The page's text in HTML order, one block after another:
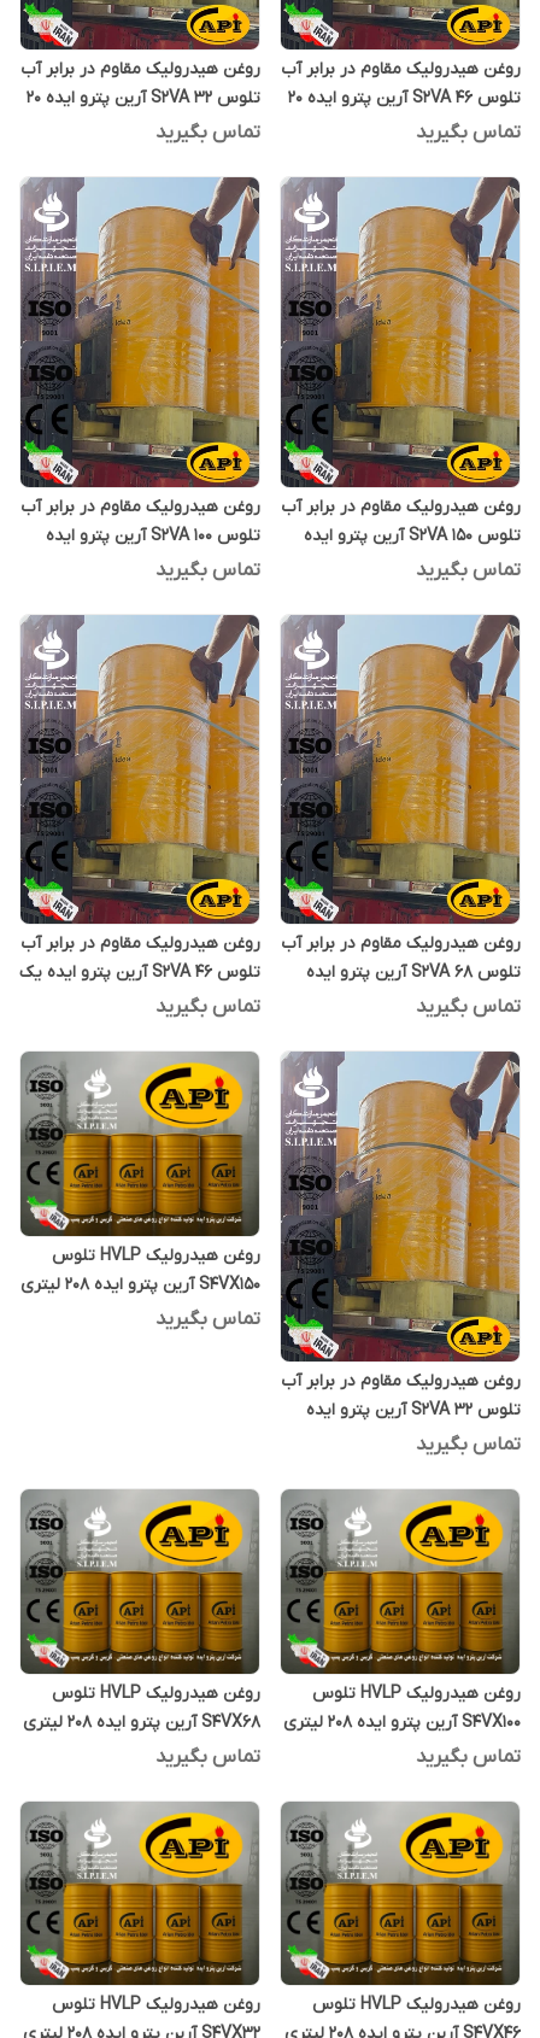
روغن هیدرولیک مقاوم در برابر آب
تلوس S2VA 46 آرین پترو ایده 20
لیتری
تماس بگیرید
روغن هیدرولیک مقاوم در برابر آب
تلوس S2VA 32 آرین پترو ایده 20
لیتری
تماس بگیرید
روغن هیدرولیک مقاوم در برابر آب
تلوس S2VA 150 آرین پترو ایده
یک لیتری
تماس بگیرید
روغن هیدرولیک مقاوم در برابر آب
تلوس S2VA 100 آرین پترو ایده
یک لیتری
تماس بگیرید
روغن هیدرولیک مقاوم در برابر آب
تلوس S2VA 68 آرین پترو ایده
یک لیتری
تماس بگیرید
روغن هیدرولیک مقاوم در برابر آب
تلوس S2VA 46 آرین پترو ایده یک
لیتری
تماس بگیرید
روغن هیدرولیک مقاوم در برابر آب
تلوس S2VA 32 آرین پترو ایده
یک لیتری
تماس بگیرید
روغن هیدرولیک HVLP تلوس
S4VX150 آرین پترو ایده 208 لیتری
تماس بگیرید
روغن هیدرولیک HVLP تلوس
S4VX100 آرین پترو ایده 208 لیتری
تماس بگیرید
روغن هیدرولیک HVLP تلوس
S4VX68 آرین پترو ایده 208 لیتری
تماس بگیرید
روغن هیدرولیک HVLP تلوس
روغن هیدرولیک HVLP تلوس